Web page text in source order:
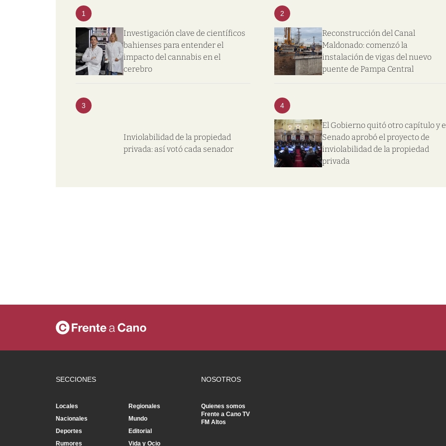
1
Investigación clave de científicos
bahienses para entender el
impacto del cannabis en el
cerebro
2
Reconstrucción del Canal
Maldonado: comenzó la
instalación de vigas del nuevo
puente de Pampa Central
3
Inviolabilidad de la propiedad
privada: así votó cada senador
4
El Gobierno quitó otro capítulo y
Senado aprobó el proyecto de
inviolabilidad de la propiedad
privada
SECCIONES
Locales
Regionales
Nacionales
Mundo
Deportes
Editorial
Rumores
Vida y Ocio
NOSOTROS
Quienes somos
Frente a Cano TV
FM Altos